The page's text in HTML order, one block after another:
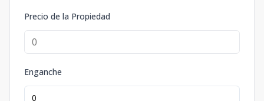
Precio de la Propiedad
Enganche